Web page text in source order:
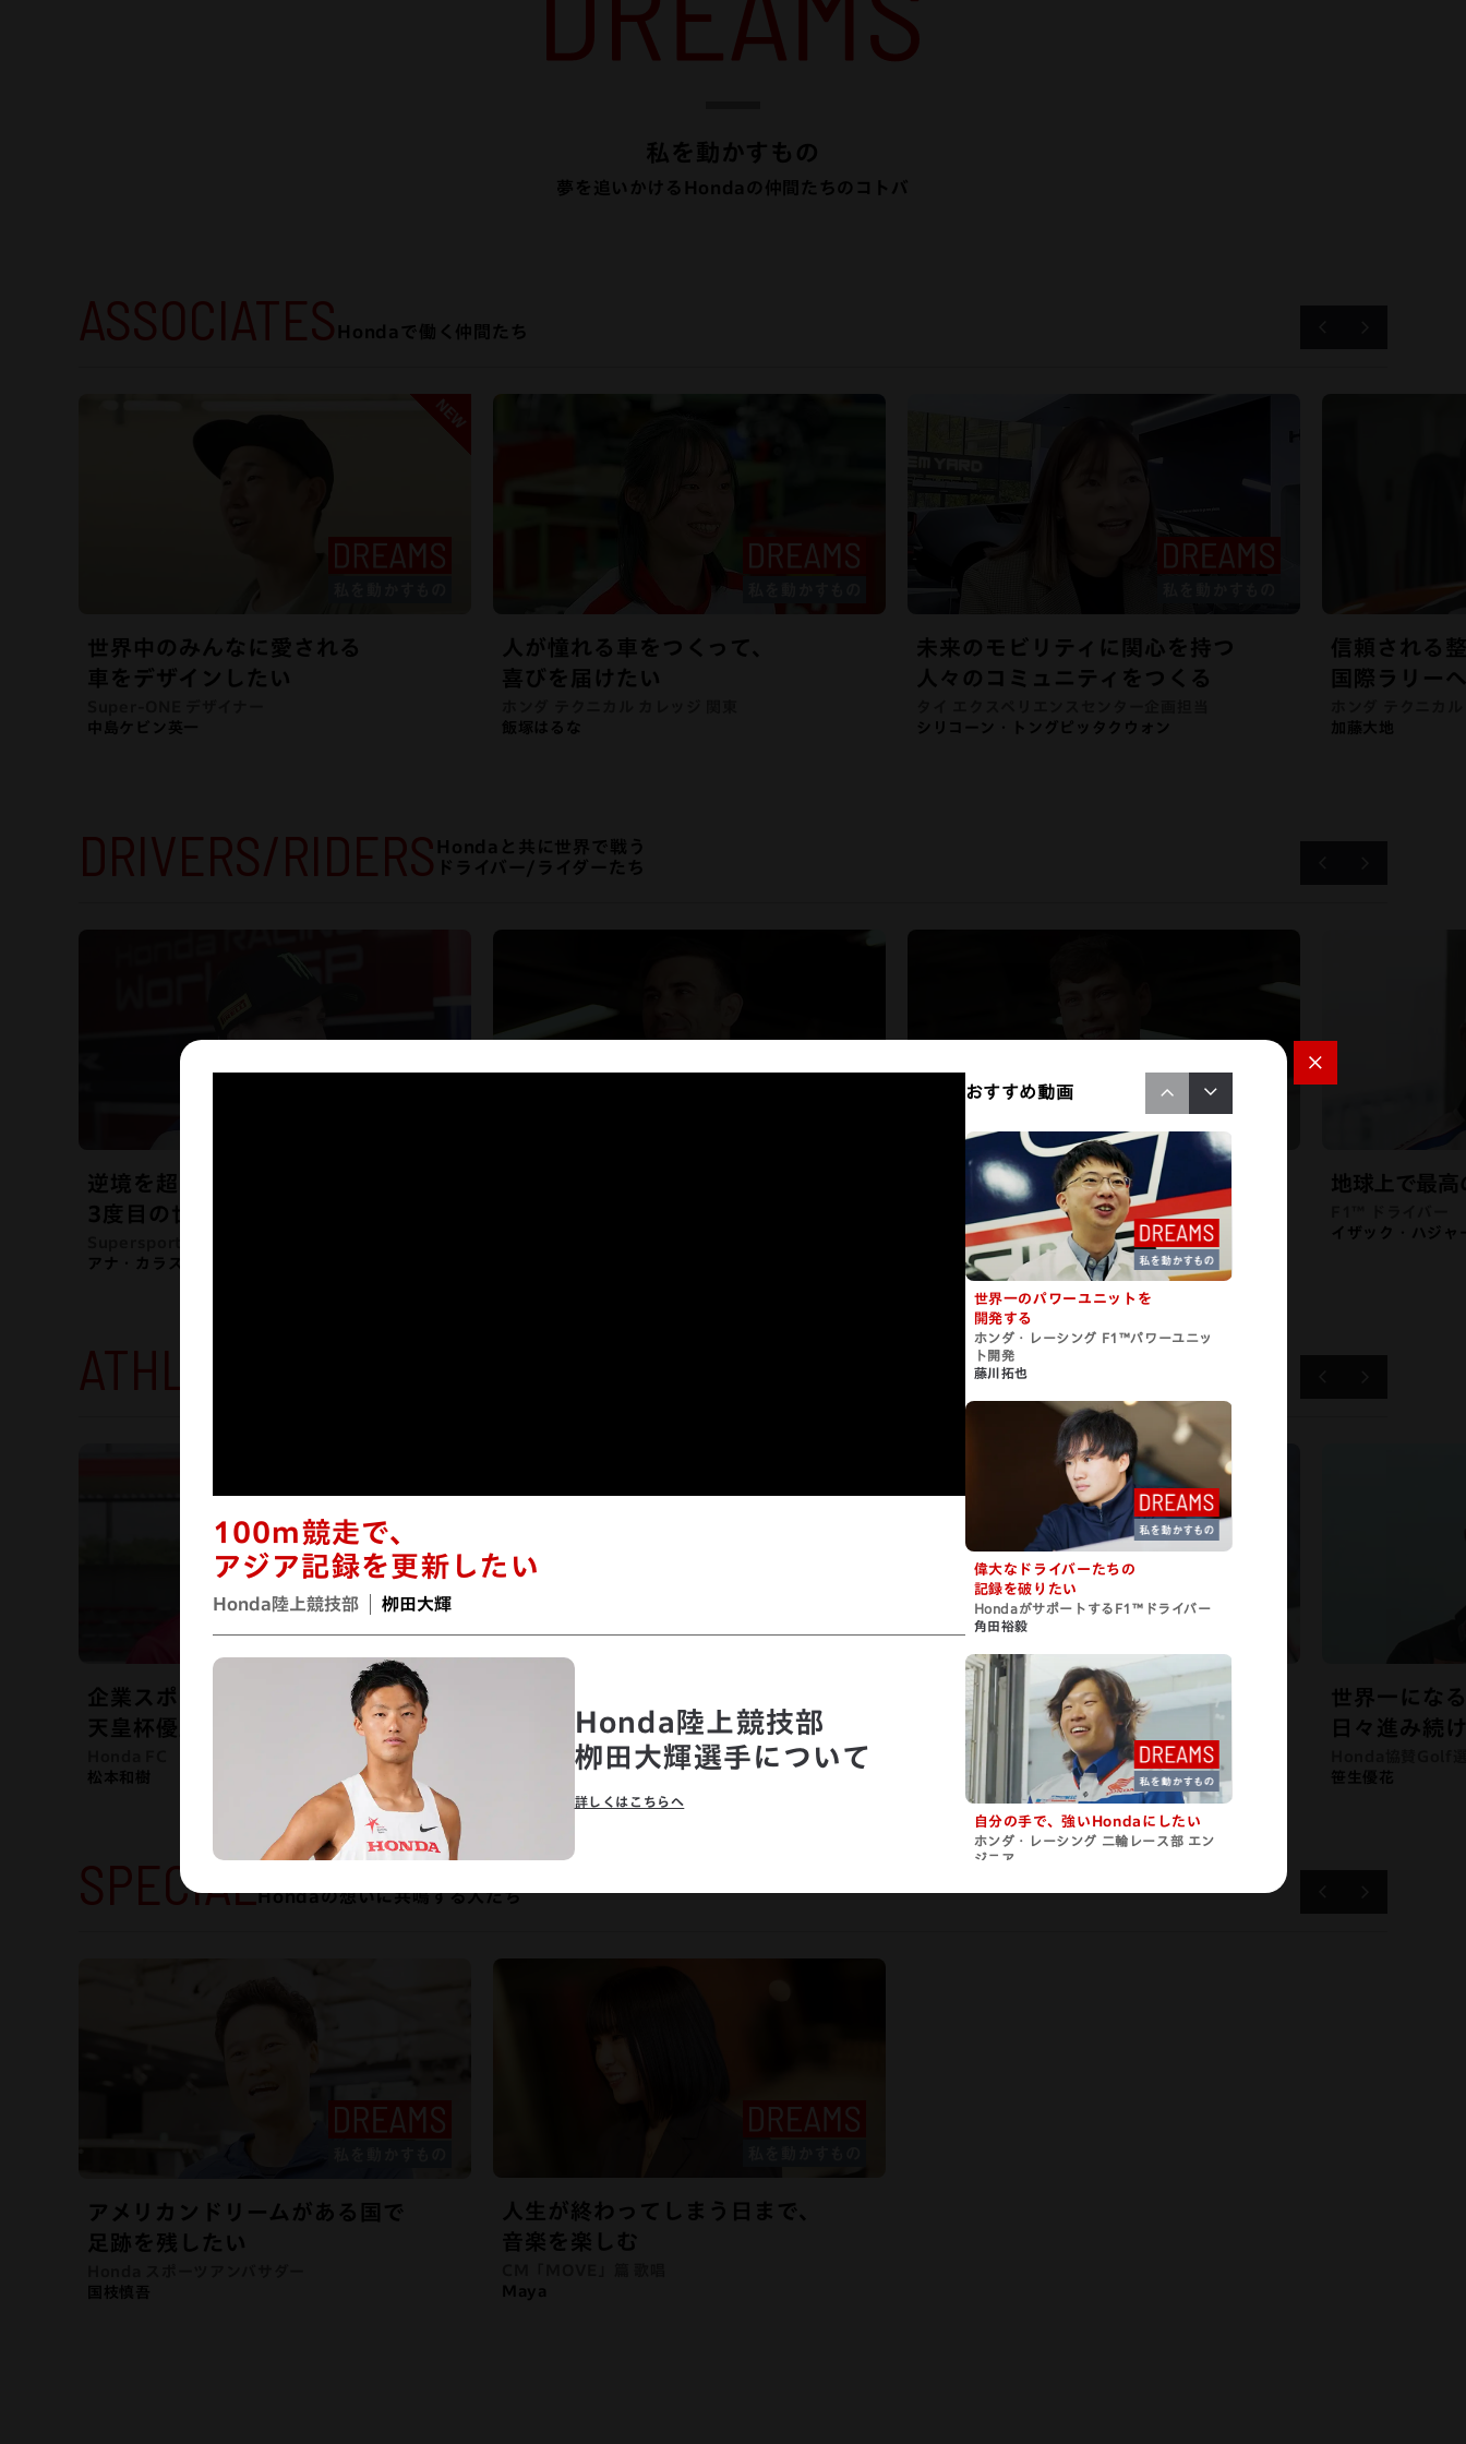
私を動かすもの
夢を追いかけるHondaの仲間たちのコトバ
ASSOCIATES Hondaで働く仲間たち
世界中のみんなに愛される
車をデザインしたい
中島ケビン英一
人が憧れる車をつくって、
喜びを届けたい
飯塚はるな
未来のモビリティに関心を持つ
人々のコミュニティをつくる
シリコーン・トングピッタクウォン
信頼される
国際ラリー
加藤大地
DRIVERS/RIDERS Hondaと共に世界で戦う
ドライバー/ライダーたち
逆境を超えて、
3度目の世界一に挑む
アナ・カラスコ
世界チャンピオンになるまで、
止められない
Trial ライダー
ガブリエル・マルセリ
地球上で最高
イザック・ハジャ
ATHLETES
企業スポーツチームで
天皇杯優勝を目指す
松本和樹
アジア記録を更新したい
Honda陸上競技部
個の力を世界で磨き、
チームを日本一に
Hondaソフトボールチーム ホンダリヴェルタ
大川茉由
世界一にな
日々進み続
笹生優花
SPECIALHondaの想いに共鳴する人たち
アメリカンドリームがある国で
足跡を残したい
国枝慎吾
人生が終わってしまう日まで、
音楽を楽しむ
Maya
100m競走で、
アジア記録を更新したい
Honda陸上競技部 栁田大輝
Honda陸上競技部
栁田大輝選手について
詳しくはこちらへ
世界一のパワーユニットを
開発する
ホンダ・レーシング F1™パワーユニッ
ト開発
藤川拓也
偉大なドライバーたちの
記録を破りたい
HondaがサポートするF1™ドライバー
角田裕毅
自分の手で、強いHondaに したい
ホンダ・レーシング 二輪レース部 エン
ジニア
おすすめ動画